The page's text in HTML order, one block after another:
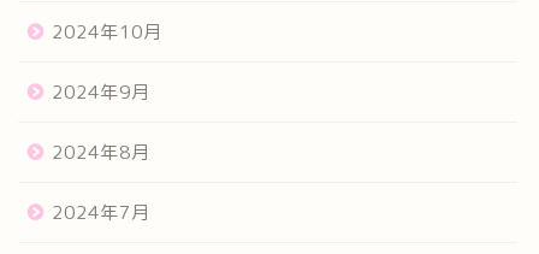
2024年10月
2024年9月
2024年8月
2024年7月